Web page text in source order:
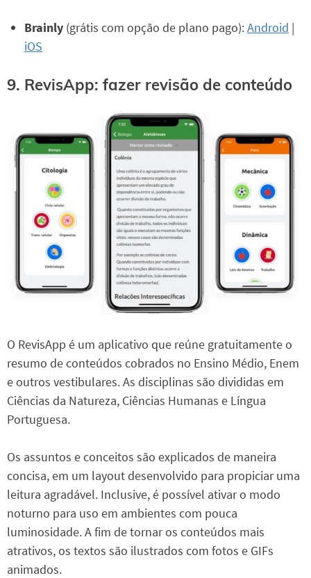
Brainly (grátis com opção de plano pago):Android |
iOS
9. RevisApp: fazer revisão de conteúdo
O RevisApp é um aplicativo que reúne gratuitamente o
resumo de conteúdos cobrados no Ensino Médio, Enem
e outros vestibulares. As disciplinas são divididas em
Ciências da Natureza, Ciências Humanas e Língua
Portuguesa.
Os assuntos e conceitos são explicados de maneira
concisa, em um layout desenvolvido para propiciar uma
leitura agradável. Inclusive, é possível ativar o modo
noturno para uso em ambientes com pouca
luminosidade. A fim de tornar os conteúdos mais
atrativos, os textos são ilustrados com fotos e GIFs
animados.